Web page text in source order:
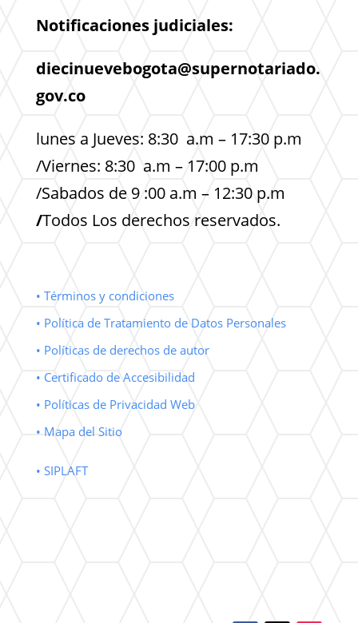
Notificaciones judiciales:
diecinuevebogota@supernotariado.
gov.co
lunes a Jueves: 8:30 a.m – 17:30 p.m
/Viernes: 8:30 a.m – 17:00 p.m
/Sabados de 9 :00 a.m – 12:30 p.m
/Todos Los derechos reservados.
• Términos y condiciones
• Política de Tratamiento de Datos Personales
• Políticas de derechos de autor
• Certificado de Accesibilidad
• Políticas de Privacidad Web
• Mapa del Sitio
• SIPLAFT